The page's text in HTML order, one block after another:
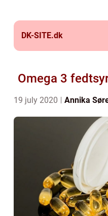
DK-SITE.dk
Omega 3
19 july 2020 Annika